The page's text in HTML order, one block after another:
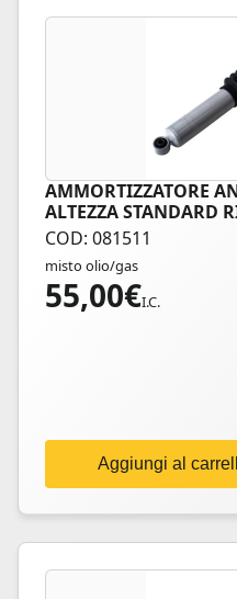
AMMORTIZZATORE
ALTEZZA STANDARD
COD: 081511
misto olio/gas
55,00€I.C.
Aggiungi al